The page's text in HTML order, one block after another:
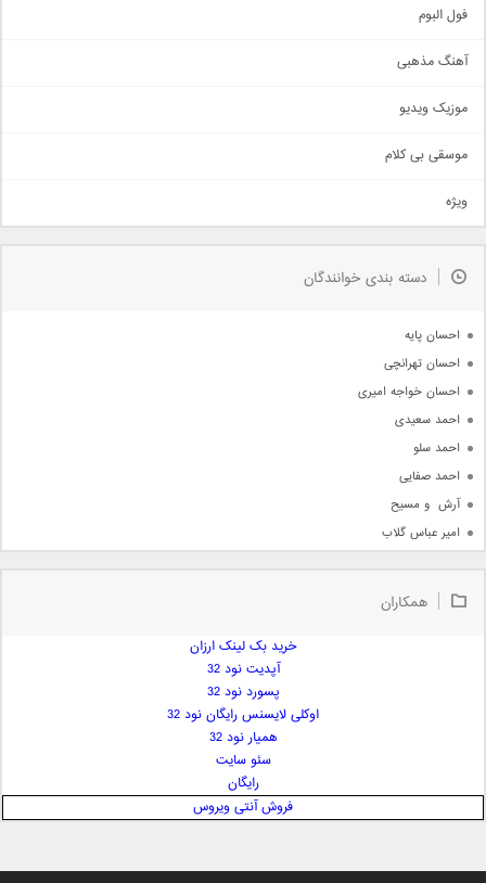
اجتماعی
حماسی
سنتی
اهنگ بندرعباسی
دمو
مذهبی
جدیدترین ها
فول البوم
آهنگ مذهبی
موزیک ویدیو
موسقی بی کلام
ویژه
دسته بندی خوانندگان
احسان پایه
احسان تهرانچی
احسان خواجه امیری
احمد سعیدی
احمد سلو
احمد صفایی
آرش  و مسیح
امیر عباس گلاب
امیر علی
ایمان غلامی
بابک جهانبخش
همکاران
خرید بک لینک ارزان
آپدیت نود 32
پسورد نود 32
اوکلی لایسنس رایگان نود 32
همیار نود 32
سئو سایت
رایگان
فروش آنتی ویروس